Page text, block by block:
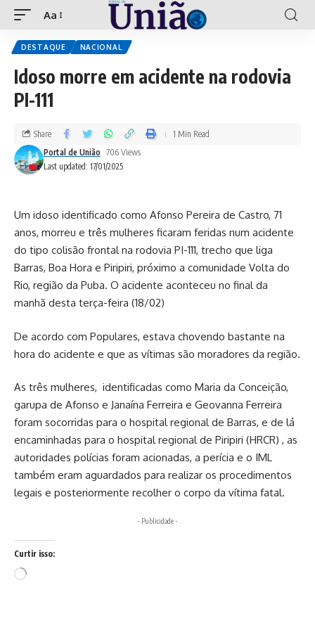
Aa
DESTAQUE NACIONAL
Idoso morre em acidente na rodovia
PI-111
Last updated: 17/01/2025
Portal de União 706 Views
Share 1 Min Read
Um idoso identificado como Afonso Pereira de Castro, 71
anos, morreu e três mulheres ficaram feridas num acidente
do tipo colisão frontal na rodovia PI-111, trecho que liga
Barras, Boa Hora e Piripiri, próximo a comunidade Volta do
Rio, região da Puba. O acidente aconteceu no final da
manhã desta terça-feira (18/02)
De acordo com Populares, estava chovendo bastante na
hora do acidente e que as vítimas são moradores da região.
As três mulheres, identificadas como Maria da Conceição,
garupa de Afonso e Janaína Ferreira e Geovanna Ferreira
foram socorridas para o hospital regional de Barras, e de lá
encaminhadas para o hospital regional de Piripiri (HRCR) , as
autoridades polícias foram acionadas, a perícia e o IML
também eram aguardados para realizar os procedimentos
legais e posteriormente recolher o corpo da vítima fatal.
- Publicidade -
Curtir isso:
Carregando...